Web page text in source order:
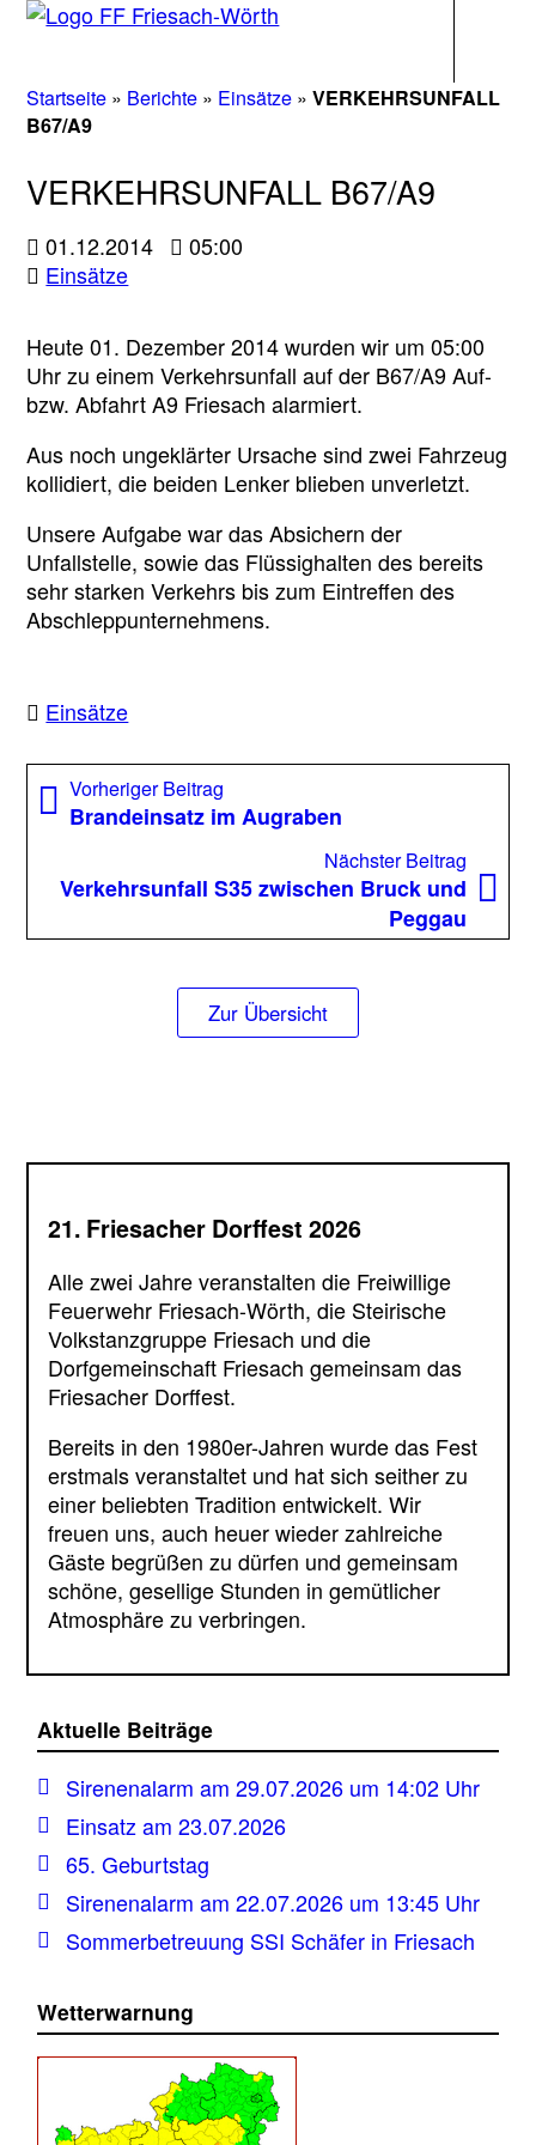
Startseite » Berichte » Einsätze »VERKEHRSUNFALL
B67/A9
VERKEHRSUNFALL B67/A9
01.12.2014
05:00
Einsätze
Heute 01. Dezember 2014 wurden wir um 05:00
Uhr zu einem Verkehrsunfall auf der B67/A9 Auf-
bzw. Abfahrt A9 Friesach alarmiert.
Aus noch ungeklärter Ursache sind zwei Fahrzeug
kollidiert, die beiden Lenker blieben unverletzt.
Unsere Aufgabe war das Absichern der
Unfallstelle, sowie das Flüssighalten des bereits
sehr starken Verkehrs bis zum Eintreffen des
Abschleppunternehmens.
Einsätze
Beitragsnavigation
Vorheriger Beitrag
Beitrag:
Brandeinsatz im Augraben
Nächster Beitrag
Verkehrsunfall S35 zwischen Bruck und
Peggau
Zur Übersicht
21. Friesacher Dorffest 2026
Alle zwei Jahre veranstalten die Freiwillige
Feuerwehr Friesach-Wörth, die Steirische
Volkstanzgruppe Friesach und die
Dorfgemeinschaft Friesach gemeinsam das
Friesacher Dorffest.
Bereits in den 1980er-Jahren wurde das Fest
erstmals veranstaltet und hat sich seither zu
einer beliebten Tradition entwickelt. Wir
freuen uns, auch heuer wieder zahlreiche
Gäste begrüßen zu dürfen und gemeinsam
schöne, gesellige Stunden in gemütlicher
Atmosphäre zu verbringen.
Aktuelle Beiträge
Sirenenalarm am 29.07.2026 um 14:02 Uhr
Einsatz am 23.07.2026
65. Geburtstag
Sirenenalarm am 22.07.2026 um 13:45 Uhr
Sommerbetreuung SSI Schäfer in Friesach
Wetterwarnung